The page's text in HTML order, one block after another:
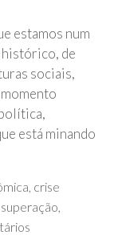
estamos num
histórico, de
sociais,
está minando
, crise
superação,